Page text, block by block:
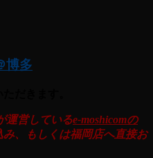
博多
運営しているe-moshicomの
み、もしくは福岡店へ直接お